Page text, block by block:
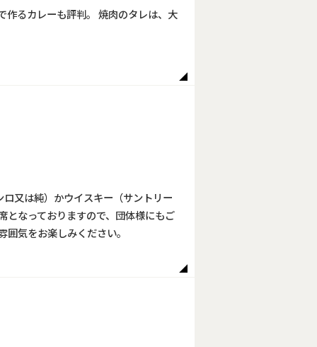
作るカレーも評判。 焼肉のタレは、大
又は純）かウイスキー（サントリー
となっておりますので、団体様にもご
気をお楽しみください。